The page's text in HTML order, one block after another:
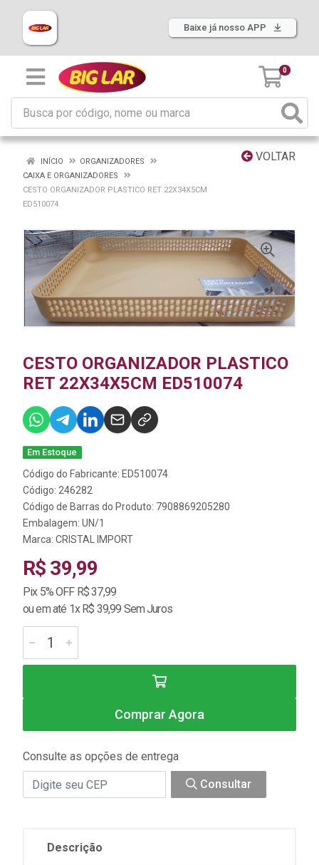
Baixe já nosso APP
0
VOLTAR
INÍCIO
ORGANIZADORES
CAIXA E ORGANIZADORES
CESTO ORGANIZADOR PLASTICO RET 22X34X5CM
ED510074
CESTO ORGANIZADOR PLASTICO
RET 22X34X5CM ED510074
Em Estoque
Código do Fabricante: ED510074
Código: 246282
Código de Barras do Produto: 7908869205280
Embalagem: UN/1
Marca: CRISTAL IMPORT
R$ 39,99
Pix 5% OFF R$ 37,99
ou em até 1x R$ 39,99 Sem Juros
Comprar Agora
Consulte as opções de entrega
Consultar
Descrição